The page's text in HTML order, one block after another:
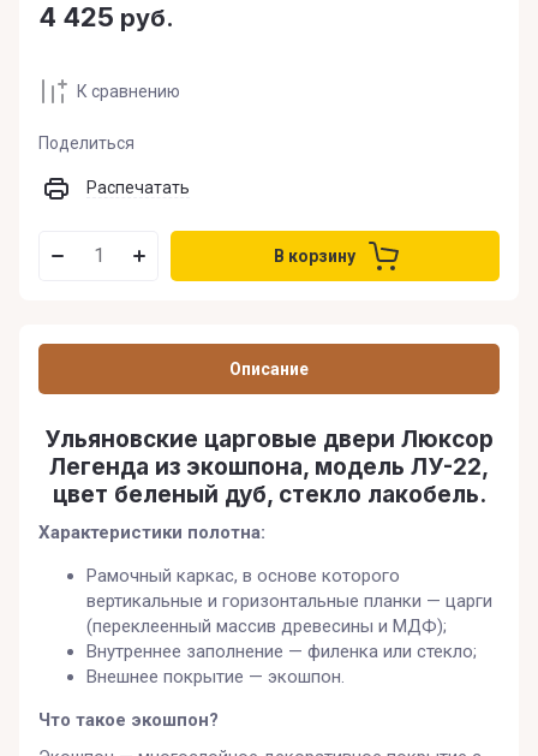
4 425 руб.
К сравнению
Поделиться
Распечатать
В корзину
Описание
Ульяновские царговые двери Люксор
Легенда из экошпона, модель ЛУ-22,
цвет беленый дуб, стекло лакобель.
Характеристики полотна:
Рамочный каркас, в основе которого
вертикальные и горизонтальные планки — царги
(переклеенный массив древесины и МДФ);
Внутреннее заполнение — филенка или стекло;
Внешнее покрытие — экошпон.
Что такое экошпон?